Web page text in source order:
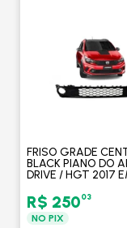
FRISO GRADE
BLACK PIANO DO
DRIVE / HGT 2017
R$ 25003
NO PIX